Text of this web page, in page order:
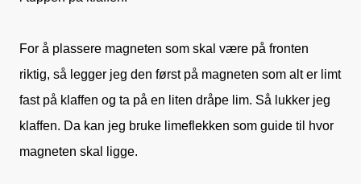
For å plassere magneten som skal være på fronten
riktig, så legger jeg den først på magneten som alt er limt
fast på klaffen og ta på en liten dråpe lim. Så lukker jeg
klaffen. Da kan jeg bruke limeflekken som guide til hvor
magneten skal ligge.